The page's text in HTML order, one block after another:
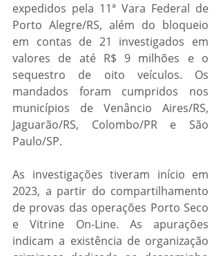
expedidos pela 11ª Vara Federal de
Porto Alegre/RS, além do bloqueio
em contas de 21 investigados em
valores de até R$ 9 milhões e o
sequestro de oito veículos. Os
mandados foram cumpridos nos
municípios de Venâncio Aires/RS,
Jaguarão/RS, Colombo/PR e São
Paulo/SP.
As investigações tiveram início em
2023, a partir do compartilhamento
de provas das operações Porto Seco
e Vitrine On-Line. As apurações
indicam a existência de organização